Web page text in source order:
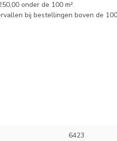
onder de 100 m².
bij bestellingen boven de 100
6423